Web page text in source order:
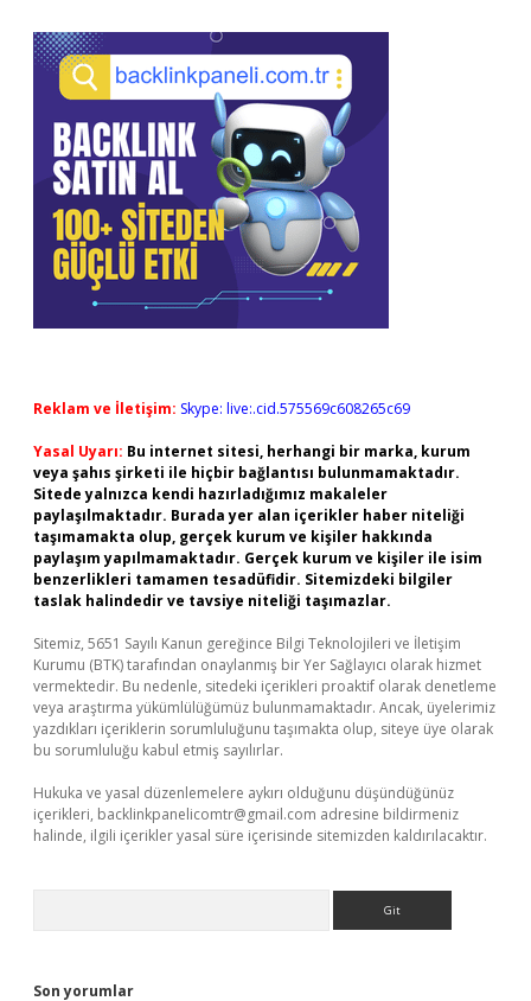
Reklam ve İletişim: Skype: live:.cid.575569c608265c69
Yasal Uyarı: Bu internet sitesi, herhangi bir marka, kurum
veya şahıs şirketi ile hiçbir bağlantısı bulunmamaktadır.
Sitede yalnızca kendi hazırladığımız makaleler
paylaşılmaktadır. Burada yer alan içerikler haber niteliği
taşımamakta olup, gerçek kurum ve kişiler hakkında
paylaşım yapılmamaktadır. Gerçek kurum ve kişiler ile isim
benzerlikleri tamamen tesadüfidir. Sitemizdeki bilgiler
taslak halindedir ve tavsiye niteliği taşımazlar.
Sitemiz, 5651 Sayılı Kanun gereğince Bilgi Teknolojileri ve İletişim
Kurumu (BTK) tarafından onaylanmış bir Yer Sağlayıcı olarak hizmet
vermektedir. Bu nedenle, sitedeki içerikleri proaktif olarak denetleme
veya araştırma yükümlülüğümüz bulunmamaktadır. Ancak, üyelerimiz
yazdıkları içeriklerin sorumluluğunu taşımakta olup, siteye üye olarak
bu sorumluluğu kabul etmiş sayılırlar.
Hukuka ve yasal düzenlemelere aykırı olduğunu düşündüğünüz
içerikleri, backlinkpanelicomtr@gmail.com adresine bildirmeniz
halinde, ilgili içerikler yasal süre içerisinde sitemizden kaldırılacaktır.
Son yorumlar